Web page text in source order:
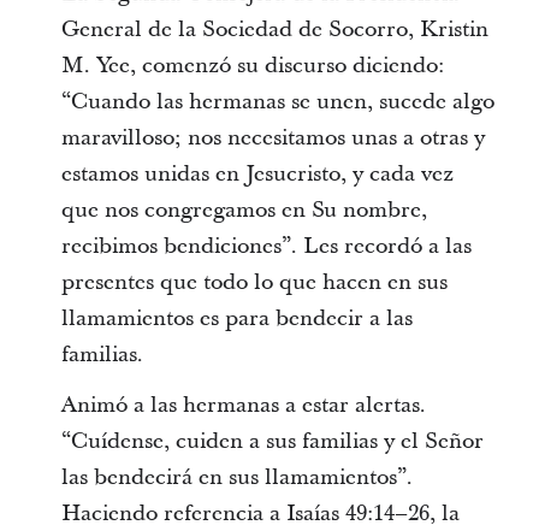
General de la Sociedad de Socorro, Kristin
M. Yee, comenzó su discurso diciendo:
“Cuando las hermanas se unen, sucede algo
maravilloso; nos necesitamos unas a otras y
estamos unidas en Jesucristo, y cada vez
que nos congregamos en Su nombre,
recibimos bendiciones”. Les recordó a las
presentes que todo lo que hacen en sus
llamamientos es para bendecir a las
familias.
Animó a las hermanas a estar alertas.
“Cuídense, cuiden a sus familias y el Señor
las bendecirá en sus llamamientos”.
Haciendo referencia a Isaías 49:14–26, la